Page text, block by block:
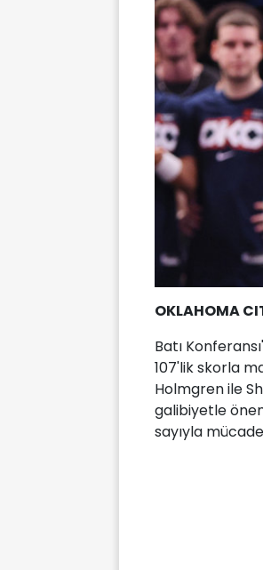
OKLAHOMA
Batı
107'lik skorla
Holmgren ile
galibiyetle
sayıyla